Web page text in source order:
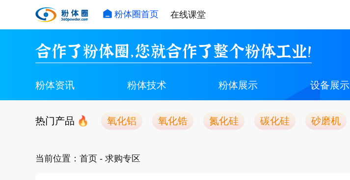
粉体圈首页 在线课堂
合作了粉体圈，您就合作了整个粉体工业！
粉体资讯 粉体技术 粉体展示 设备展示
热门产品 氧化铝 氧化锆 氮化硅 碳化硅 砂磨机
当前位置： 首页 - 求购专区